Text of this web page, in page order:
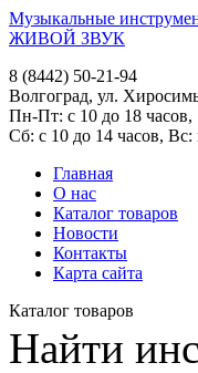
Музыкальные
ЖИВОЙ ЗВУК
8 (8442) 50-21-94
Волгоград, ул.
Пн-Пт: с 10 до 18 часов,
Сб: с 10 до 14 часов,
Главная
О нас
Каталог товаров
Новости
Контакты
Карта сайта
Каталог товаров
Найти